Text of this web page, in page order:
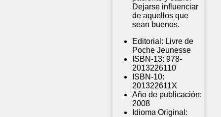
Dejarse influenciar
de aquellos que
sean buenos.
Editorial: Livre de
Poche Jeunesse
ISBN-13: 978-
2013226110
ISBN-10:
201322611X
Año de publicación:
2008
Idioma Original: